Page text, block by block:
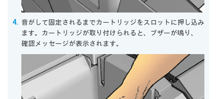
音がして固定されるまでカートリッジをスロットに押し込み
ます。カートリッジが取り付けられると、ブザーが鳴り、
確認メッセージが表示されます。